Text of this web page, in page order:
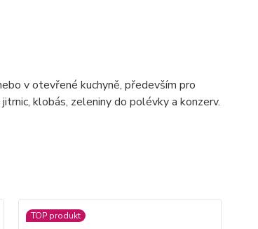
v otevřené kuchyně, především pro
klobás, zeleniny do polévky a konzerv.
TOP produkt